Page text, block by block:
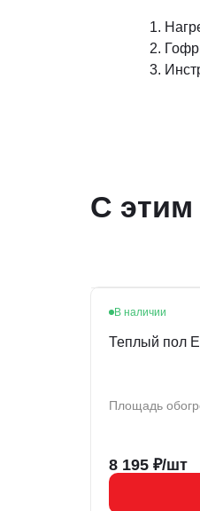
1.
2.
3.
С этим
В наличии
Теплый пол
Площадь
8 195 ₽/шт